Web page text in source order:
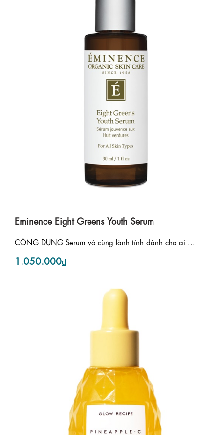
Eminence Eight Greens Youth Serum
CÔNG DỤNG Serum vô cùng lành tính dành cho ai ...
1.050.000₫